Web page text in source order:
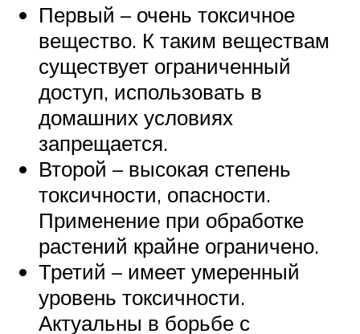
Первый – очень токсичное
вещество. К таким веществам
существует ограниченный
доступ, использовать в
домашних условиях
запрещается.
Второй – высокая степень
токсичности, опасности.
Применение при обработке
растений крайне ограничено.
Третий – имеет умеренный
уровень токсичности.
Актуальны в борьбе с